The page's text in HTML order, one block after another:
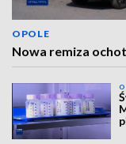
OPOLE
Nowa remiza